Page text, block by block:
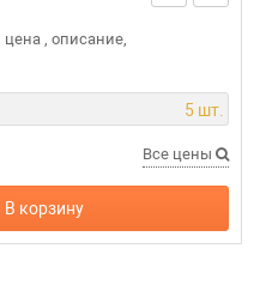
, описание,
5 шт.
Все цены
В корзину